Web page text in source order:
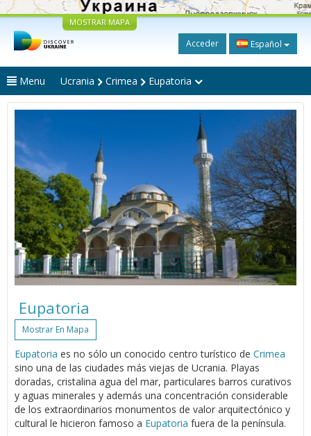
MOSTRAR MAPA
Acceder Español
Menu Ucrania Crimea Eupatoria
Eupatoria
Mostrar En Mapa
Eupatoria es no sólo un conocido centro turístico de Crimea
sino una de las ciudades más viejas de Ucrania. Playas
doradas, cristalina agua del mar, particulares barros curativos
y aguas minerales y además una concentración considerable
de los extraordinarios monumentos de valor arquitectónico y
cultural le hicieron famoso a Eupatoria fuera de la península.